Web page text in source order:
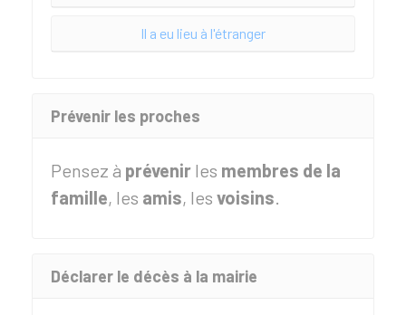
Il a eu lieu à l'étranger
Prévenir les proches
Pensez à prévenir les membres de la
famille, les amis, les voisins.
Déclarer le décès à la mairie